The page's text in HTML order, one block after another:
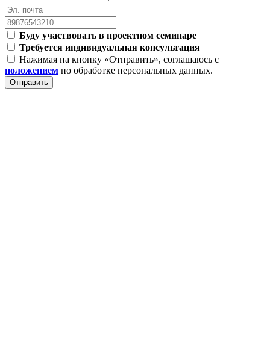
Буду участвовать в проектном семинаре
Требуется индивидуальная консультация
Нажимая на кнопку «Отправить», соглашаюсь с
положением по обработке персональных данных.
Отправить